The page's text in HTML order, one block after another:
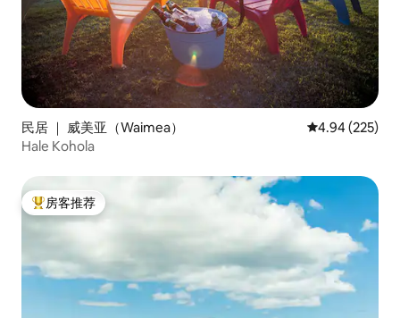
民居 ｜ 威美亚（Waimea） 平均评分 4.94
4.94 (225)
Hale Kohola
热门「房客推荐」
房客推荐